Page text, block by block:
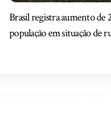
Brasil registra aumento de
população em situação de